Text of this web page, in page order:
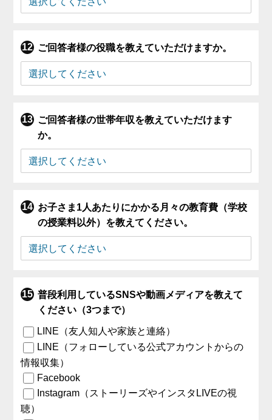
ご回答者様の役職を教えていただけますか。
ご回答者様の世帯年収を教えていただけます
か。
お子さま1人あたりにかかる月々の教育費（学校
の授業料以外）を教えてください。
普段利用しているSNSや動画メディアを教えて
ください（3つまで）
LINE（友人知人や家族と連絡）
LINE（フォローしている公式アカウントからの
情報収集）
Facebook
Instagram（ストーリーズやインスタLIVEの視
聴）